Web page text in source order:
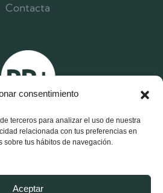
consentimiento
terceros para analizar el uso de nuestra
relacionada con tus preferencias en
sobre tus hábitos de navegación.
Aceptar
Contacta
a